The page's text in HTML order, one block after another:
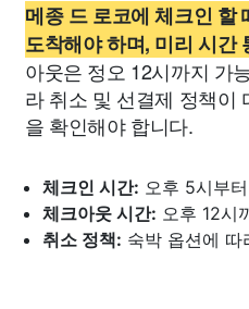
메종 드 로코에 체크인 할
도착해야 하며, 미리 시간
아웃은 정오 12시까지 가
라 취소 및 선결제 정책이
을 확인해야 합니다.
체크인 시간: 오후 5시부
체크아웃 시간: 오후 12시
취소 정책: 숙박 옵션에 따